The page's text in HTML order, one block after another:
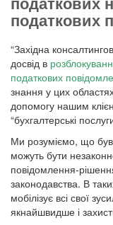
податкових
податкових
“Західна
досвід в
податкових
знання у цих
допомогу нашим
“бухгалтерські
Ми розуміємо, що
можуть бути
повідомлення-
законодавства. В
мобілізує всі свої
якнайшвидше і